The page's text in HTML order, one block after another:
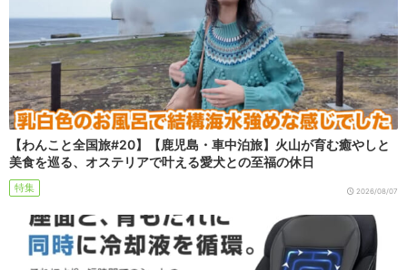
【わんこと全国旅#20】【鹿児島・車中泊旅】火山が育む癒やしと
美食を巡る、オステリアで叶える愛犬との至福の休日
特集 2026/08/07